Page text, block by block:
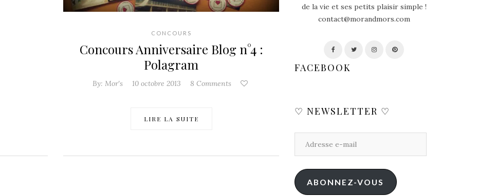
CONCOURS
Concours Anniversaire Blog n°4 :
Polagram
By: Mor's 10 octobre 2013 8 Comments
LIRE LA SUITE
de la vie et ses petits plaisir simple !
contact@morandmors.com
FACEBOOK
♡ NEWSLETTER ♡
ABONNEZ-VOUS